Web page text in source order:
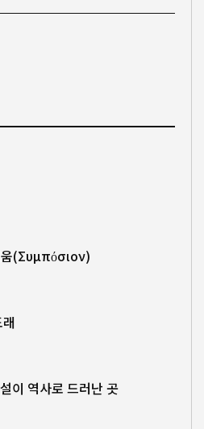
움(Συμπόσιον)
이 역사로 드러난 곳